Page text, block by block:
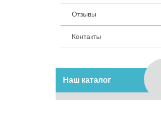
Отзывы
Контакты
Наш каталог